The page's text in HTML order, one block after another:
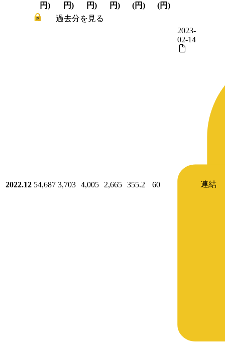
円)
円)
円)
円)
(円)
(円)
過去分を見る
2022.12 54,687 3,703 4,005 2,665 355.2 60
2023-
02-14
連結